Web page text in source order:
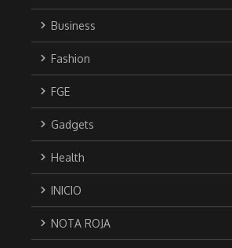
Business
Fashion
FGE
Gadgets
Health
INICIO
NOTA ROJA